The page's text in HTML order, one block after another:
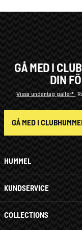
HUMMEL
KUNDSERVICE
COLLECTIONS
GÅ MED I
DIN
Vissa undantag gäller*
GÅ MED I